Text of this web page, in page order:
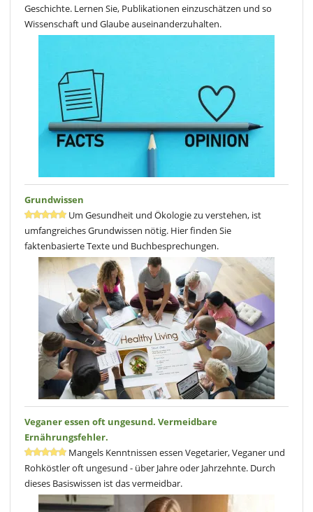
Geschichte. Lernen Sie, Publikationen einzuschätzen und so
Wissenschaft und Glaube auseinanderzuhalten.
Grundwissen
Um Gesundheit und Ökologie zu verstehen, ist
umfangreiches Grundwissen nötig. Hier finden Sie
faktenbasierte Texte und Buchbesprechungen.
Veganer essen oft ungesund. Vermeidbare
Ernährungsfehler.
Mangels Kenntnissen essen Vegetarier, Veganer und
Rohköstler oft ungesund - über Jahre oder Jahrzehnte. Durch
dieses Basiswissen ist das vermeidbar.